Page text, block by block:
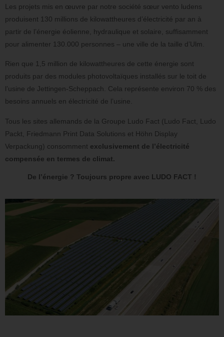
Les projets mis en œuvre par notre société sœur vento ludens
produisent 130 millions de kilowattheures d’électricité par an à
partir de l’énergie éolienne, hydraulique et solaire, suffisamment
pour alimenter 130.000 personnes – une ville de la taille d’Ulm.
Rien que 1,5 million de kilowattheures de cette énergie sont
produits par des modules photovoltaïques installés sur le toit de
l’usine de Jettingen-Scheppach. Cela représente environ 70 % des
besoins annuels en électricité de l’usine.
Tous les sites allemands de la Groupe Ludo Fact (Ludo Fact, Ludo
Packt, Friedmann Print Data Solutions et Höhn Display
Verpackung) consomment exclusivement de l’électricité
compensée en termes de climat.
De l’énergie ? Toujours propre avec LUDO FACT !